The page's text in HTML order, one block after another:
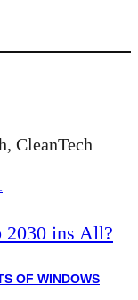
CleanTech
2030 ins All?